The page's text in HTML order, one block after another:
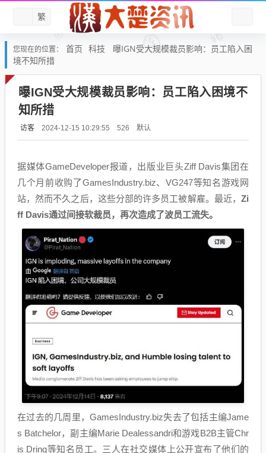
繁
您现在的位置： 首页 科技
曝IGN受大规模裁员影响：员工陷入困
境不知所措
曝IGN受大规模裁员影响：员工陷入困境不
知所措
访客 2024-12-15 10:29:55 526 默认
据媒体GameDeveloper报道，出版业巨头Ziff Davis集团在
几个月前收购了GamesIndustry.biz、VG247等知名游戏网
站，然而不久之后，这些分部的许多员工被解雇。最近， Zi
ff Davis通过间接软裁员，再次造成了波员工流失。
在过去的几周里，GamesIndustry.biz失去了包括主编Jame
s Batchelor，副主编Marie Dealessandri和游戏B2B主管Chr
is Dring等知名员工。三人在社交媒体上公开宣布了他们的